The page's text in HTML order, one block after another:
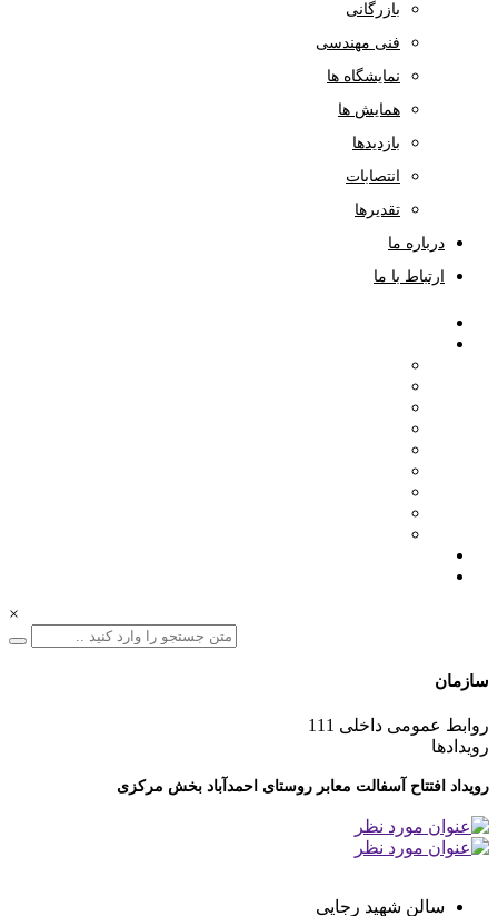
بازرگانی
فنی مهندسی
نمایشگاه ها
همایش ها
بازدیدها
انتصابات
تقدیرها
درباره ما
ارتباط با ما
×
سازمان
روابط عمومی داخلی 111
رویدادها
رویداد افتتاح آسفالت معابر روستای احمدآباد بخش مرکزی
سالن شهید رجایی